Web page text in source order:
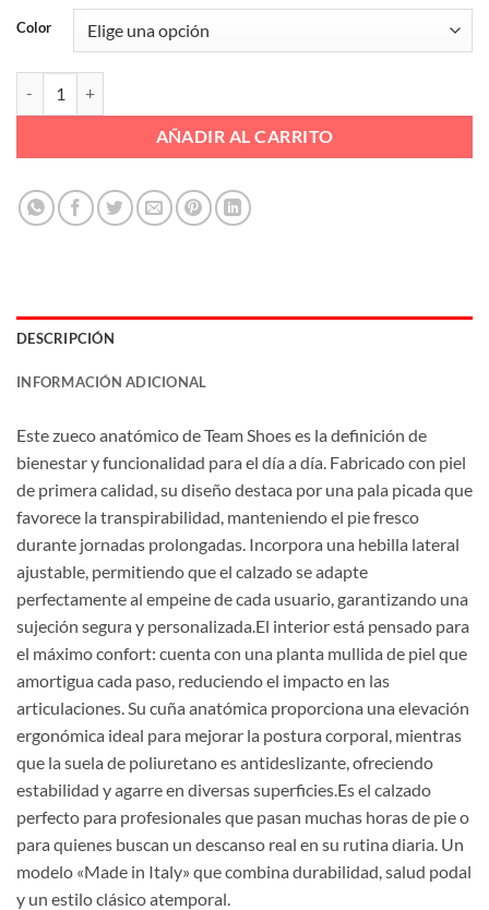
Color
AÑADIR AL CARRITO
DESCRIPCIÓN
INFORMACIÓN ADICIONAL
Este zueco anatómico de Team Shoes es la definición de
bienestar y funcionalidad para el día a día. Fabricado con piel
de primera calidad, su diseño destaca por una pala picada que
favorece la transpirabilidad, manteniendo el pie fresco
durante jornadas prolongadas. Incorpora una hebilla lateral
ajustable, permitiendo que el calzado se adapte
perfectamente al empeine de cada usuario, garantizando una
sujeción segura y personalizada.El interior está pensado para
el máximo confort: cuenta con una planta mullida de piel que
amortigua cada paso, reduciendo el impacto en las
articulaciones. Su cuña anatómica proporciona una elevación
ergonómica ideal para mejorar la postura corporal, mientras
que la suela de poliuretano es antideslizante, ofreciendo
estabilidad y agarre en diversas superficies.Es el calzado
perfecto para profesionales que pasan muchas horas de pie o
para quienes buscan un descanso real en su rutina diaria. Un
modelo «Made in Italy» que combina durabilidad, salud podal
y un estilo clásico atemporal.